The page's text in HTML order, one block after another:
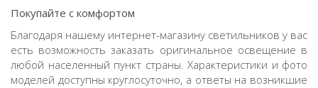
Покупайте с комфортом
Благодаря нашему интернет-магазину светильников у вас
есть возможность заказать оригинальное освещение в
любой населенный пункт страны. Характеристики и фото
моделей доступны круглосуточно, а ответы на возникшие